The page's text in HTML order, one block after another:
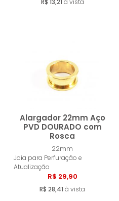
R$ 13,21 à vista
Alargador 22mm Aço
PVD DOURADO com
Rosca
22mm
Joia para Perfuração e
Atualização
R$ 29,90
R$ 28,41 à vista